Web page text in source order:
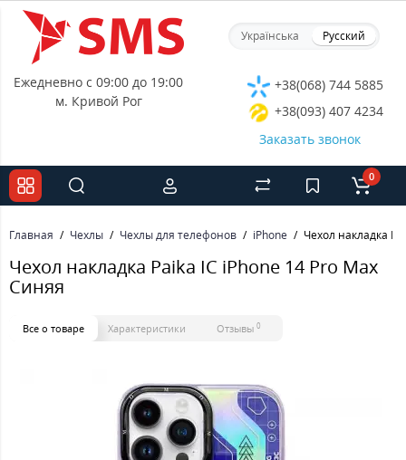
Українська Русский
Ежедневно с 09:00 до 19:00
м. Кривой Рог
+38(068) 744 5885
+38(093) 407 4234
Заказать звонок
0
Главная Чехлы Чехлы для телефонов iPhone Чехол накладка
Чехол накладка Paika IC iPhone 14 Pro Max
Синяя
Все о товаре Характеристики Отзывы 0